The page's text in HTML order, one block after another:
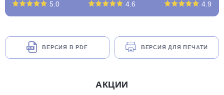
5.0
4.6
4.9
ВЕРСИЯ В PDF ВЕРСИЯ ДЛЯ ПЕЧАТИ
АКЦИИ